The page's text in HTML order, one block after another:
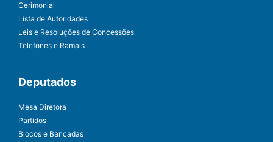
Cerimonial
Lista de Autoridades
Leis e Resoluções de Concessões
Telefones e Ramais
Deputados
Mesa Diretora
Partidos
Blocos e Bancadas